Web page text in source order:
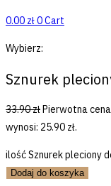
0.00 zł0Cart
Wybierz:
Sznurek
33.90złPierwotna cena
wynosi: 25.90 zł.
ilość Sznurek pleciony
Dodaj do koszyka